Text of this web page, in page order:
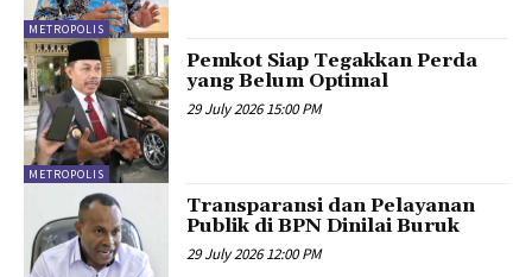
METROPOLIS
METROPOLIS
Pemkot Siap Tegakkan Perda
yang Belum Optimal
29 July 2026 15:00 PM
Transparansi dan Pelayanan
Publik di BPN Dinilai Buruk
29 July 2026 12:00 PM